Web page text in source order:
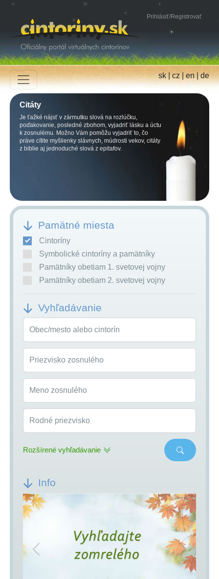
Prihlásiť/Registrovať
sk|cz|en|de
Citáty
Je ťažké nájsť v zármutku slová na rozlúčku,
poďakovanie, posledné zbohom, vyjadriť lásku a úctu
k zosnulému. Možno Vám pomôžu vyjadriť to, čo
práve cítite myšlienky slávnych, múdrosti vekov, citáty
z biblie aj jednoduché slová z epitafov.
Pamätné miesta
Cintoríny
Symbolické cintoríny a pamätníky
Pamätníky obetiam 1. svetovej vojny
Pamätníky obetiam 2. svetovej vojny
Vyhľadávanie
Obec/mesto alebo cintorín
Priezvisko zosnulého
Meno zosnulého
Rodné priezvisko
Rozšírené vyhľadávanie
Info
Previous Next